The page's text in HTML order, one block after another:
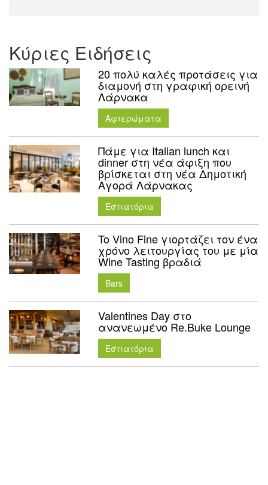
Κύριες Ειδήσεις
20 πολύ καλές προτάσεις για
διαμονή στη γραφική ορεινή
Λάρνακα
Aφιερώματα
Πάμε για Italian lunch και
dinner στη νέα άφιξη που
βρίσκεται στη νέα Δημοτική
Αγορά Λάρνακας
Εστιατόρια
To Vino Fine γιορτάζει τον ένα
χρόνο λειτουργίας του με μία
Wine Tasting βραδιά
Bars
Valentines Day στο
ανανεωμένο Re.Buke Lounge
Εστιατόρια